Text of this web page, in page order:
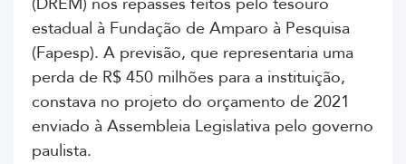
estadual à Fundação de Amparo à Pesquisa
(Fapesp). A previsão, que representaria uma
perda de R$ 450 milhões para a instituição,
constava no projeto do orçamento de 2021
enviado à Assembleia Legislativa pelo governo
paulista.